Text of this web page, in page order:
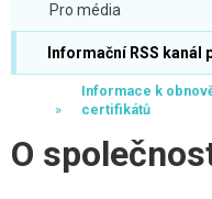
Pro média
Informační RSS kanál
Informace k
certifikátů
O